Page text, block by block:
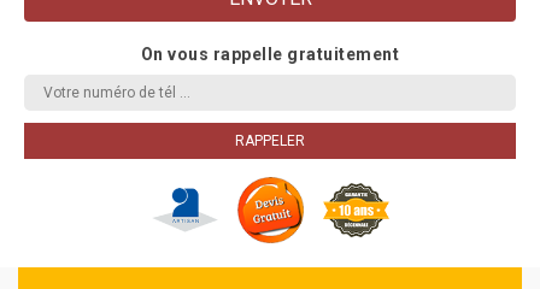
On vous rappelle gratuitement